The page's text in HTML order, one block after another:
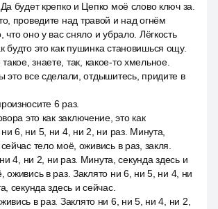
будет крепко и Цепко моё слово ключ за.
проведите над травой и над огнём
что оно у вас сняло и убрало. Лёгкость
будто это как пушинка становишься ощу.
знаете, так, какое-то хмельное.
это все сделали, отдышитесь, придите в
6 раз.
это как заключение, это как
6, ни 5, ни 4, ни 2, ни раз. Минута,
тело моё, оживись в раз, закля.
4, ни 2, ни раз. Минута, секунда здесь и
оживись в раз. Заклято ни 6, ни 5, ни 4, ни
секунда здесь и сейчас.
в раз. Заклято ни 6, ни 5, ни 4, ни 2,